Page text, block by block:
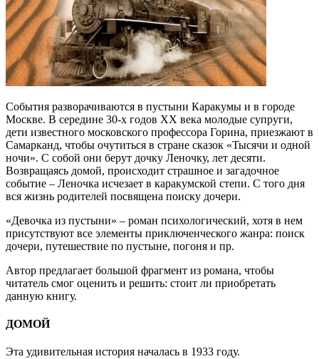
События разворачиваются в пустыни Каракумы и в городе
Москве. В середине 30-х годов ХХ века молодые супруги,
дети известного московского профессора Горина, приезжают в
Самарканд, чтобы очутиться в стране сказок «Тысячи и одной
ночи». С собой они берут дочку Леночку, лет десяти.
Возвращаясь домой, происходит страшное и загадочное
событие – Леночка исчезает в каракумской степи. С того дня
вся жизнь родителей посвящена поиску дочери.
«Девочка из пустыни» – роман психологический, хотя в нем
присутствуют все элементы приключенческого жанра: поиск
дочери, путешествие по пустыне, погоня и пр.
Автор предлагает большой фрагмент из романа, чтобы
читатель смог оценить и решить: стоит ли приобретать
данную книгу.
ДОМОЙ
Эта удивительная история началась в 1933 году.